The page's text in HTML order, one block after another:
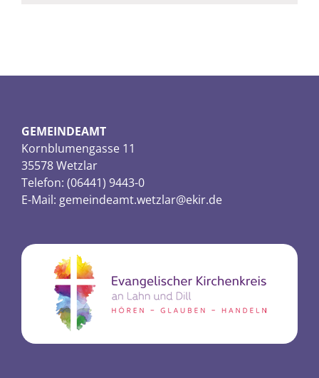
GEMEINDEAMT
Kornblumengasse 11
35578 Wetzlar
Telefon: (06441) 9443-0
E-Mail: gemeindeamt.wetzlar@ekir.de